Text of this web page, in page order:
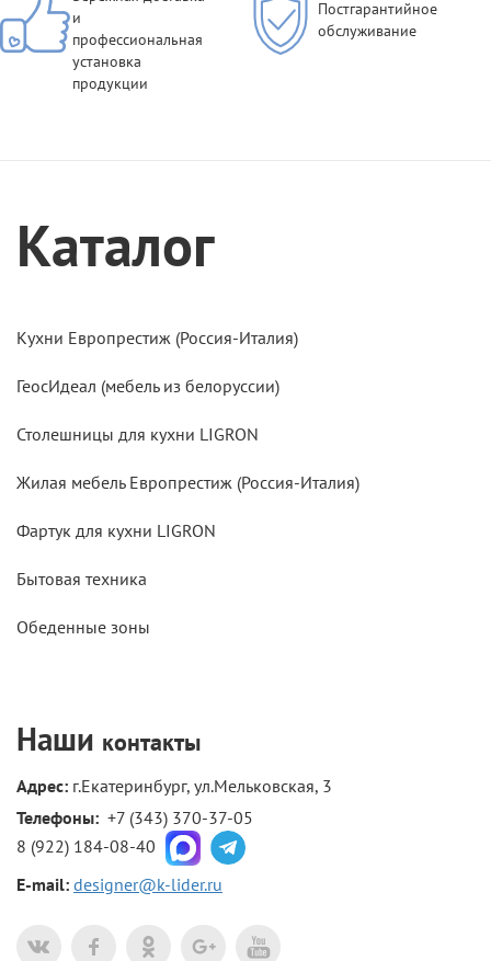
и
профессиональная
установка
продукции
Постгарантийное
обслуживание
Каталог
Кухни Европрестиж (Россия-Италия)
ГеосИдеал (мебель из белоруссии)
Столешницы для кухни LIGRON
Жилая мебель Европрестиж (Россия-Италия)
Фартук для кухни LIGRON
Бытовая техника
Обеденные зоны
Наши контакты
Адрес: г.Екатеринбург, ул.Мельковская, 3
Телефоны: +7 (343) 370-37-05
8 (922) 184-08-40
E-mail: designer@k-lider.ru